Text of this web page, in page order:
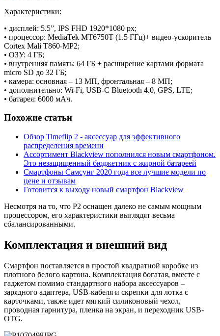
Характеристики:
• дисплей: 5.5”, IPS FHD 1920*1080 px;
• процессор: MediaTek MT6750T (1.5 ГГц)+ видео-ускоритель
Cortex Mali T860-MP2;
• ОЗУ: 4 ГБ;
• внутренняя память: 64 ГБ + расширение картами формата
micro SD до 32 ГБ;
• камера: основная – 13 МП, фронтальная – 8 МП;
• дополнительно: Wi-Fi, USB-C Bluetooth 4.0, GPS, LTE;
• батарея: 6000 мАч.
Похожие статьи
Обзор Timeflip 2 - аксессуар для эффективного
распределения времени
Ассортимент Blackview пополнился новым смартфоном.
Это незащищенный бюджетник с жирной батареей
Смартфоны Самсунг 2020 года все лучшие модели по
цене и отзывам
Готовится к выходу новый смартфон Blackview
Несмотря на то, что Р2 оснащен далеко не самым мощным
процессором, его характеристики выглядят весьма
сбалансированными.
Комплектация и внешний вид
Смартфон поставляется в простой квадратной коробке из
плотного белого картона. Комплектация богатая, вместе с
гаджетом помимо стандартного набора аксессуаров –
зарядного адаптера, USB-кабеля и скрепки для лотка с
карточками, также идет мягкий силиконовый чехол,
проводная гарнитура, пленка на экран, и переходник USB-
OTG.